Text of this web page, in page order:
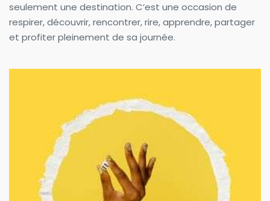
seulement une destination. C’est une occasion de
respirer, découvrir, rencontrer, rire, apprendre, partager
et profiter pleinement de sa journée.